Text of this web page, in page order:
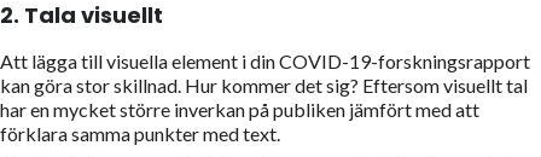
2. Tala visuellt
Att lägga till visuella element i din COVID-19-forskningsrapport
kan göra stor skillnad. Hur kommer det sig? Eftersom visuellt tal
har en mycket större inverkan på publiken jämfört med att
förklara samma punkter med text.